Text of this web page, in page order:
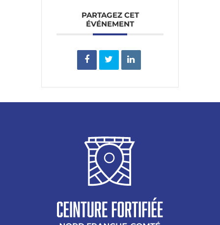
PARTAGEZ CET
ÉVÉNEMENT